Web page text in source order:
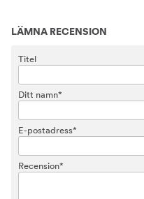
LÄMNA RECENSION
Titel
Ditt namn*
E-postadress*
Recension*